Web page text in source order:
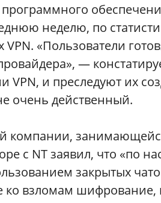
неделю, по
VPN. «Пользователи
—
VPN, и преследуют их
очень действенный.
компании,
с NT заявил, что «по
закрытых
ко взломам шифрование,